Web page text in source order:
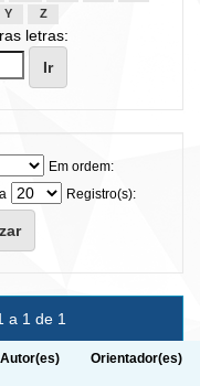
Y Z
letras:
Em ordem:
Registro(s):
a 1 de 1
Autor(es) Orientador(es)